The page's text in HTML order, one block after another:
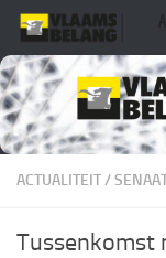
Skip to content
ACTUALITEIT/
Tussenkomst